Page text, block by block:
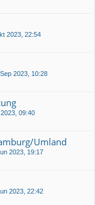
2023, 22:54
2023, 10:28
09:40
Umland
2023, 19:17
2023, 22:42